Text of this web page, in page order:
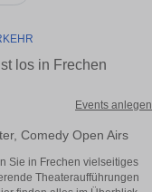
los in Frechen
Events anlegen
Comedy Open Airs
Sie in Frechen vielseitiges
Theateraufführungen